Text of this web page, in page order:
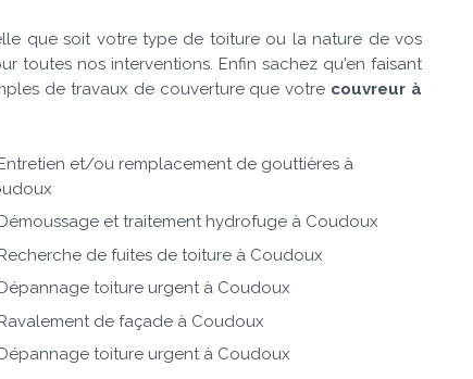
que soit votre type de toiture ou la nature de vos
toutes nos interventions. Enfin sachez qu'en faisant
de travaux de couverture que votre couvreur à
et/ou remplacement de gouttières à
et traitement hydrofuge à Coudoux
de fuites de toiture à Coudoux
toiture urgent à Coudoux
de façade à Coudoux
toiture urgent à Coudoux